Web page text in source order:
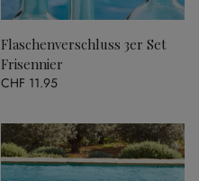
Flaschenverschluss 3er Set
Frisennier
CHF 11.95